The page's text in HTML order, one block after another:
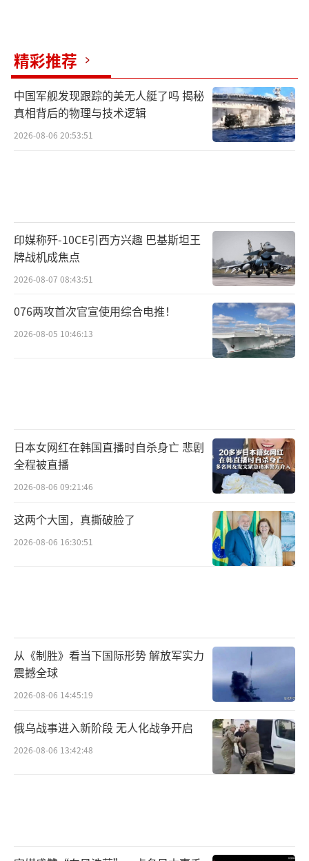
精彩推荐
中国军舰发现跟踪的美无人艇了吗 揭秘
真相背后的物理与技术逻辑
2026-08-06 20:53:51
印媒称歼-10CE引西方兴趣 巴基斯坦王
牌战机成焦点
2026-08-07 08:43:51
076两攻首次官宣使用综合电推！
2026-08-05 10:46:13
日本女网红在韩国直播时自杀身亡 悲剧
全程被直播
2026-08-06 09:21:46
这两个大国，真撕破脸了
2026-08-06 16:30:51
从《制胜》看当下国际形势 解放军实力
震撼全球
2026-08-06 14:45:19
俄乌战事进入新阶段 无人化战争开启
2026-08-06 13:42:48